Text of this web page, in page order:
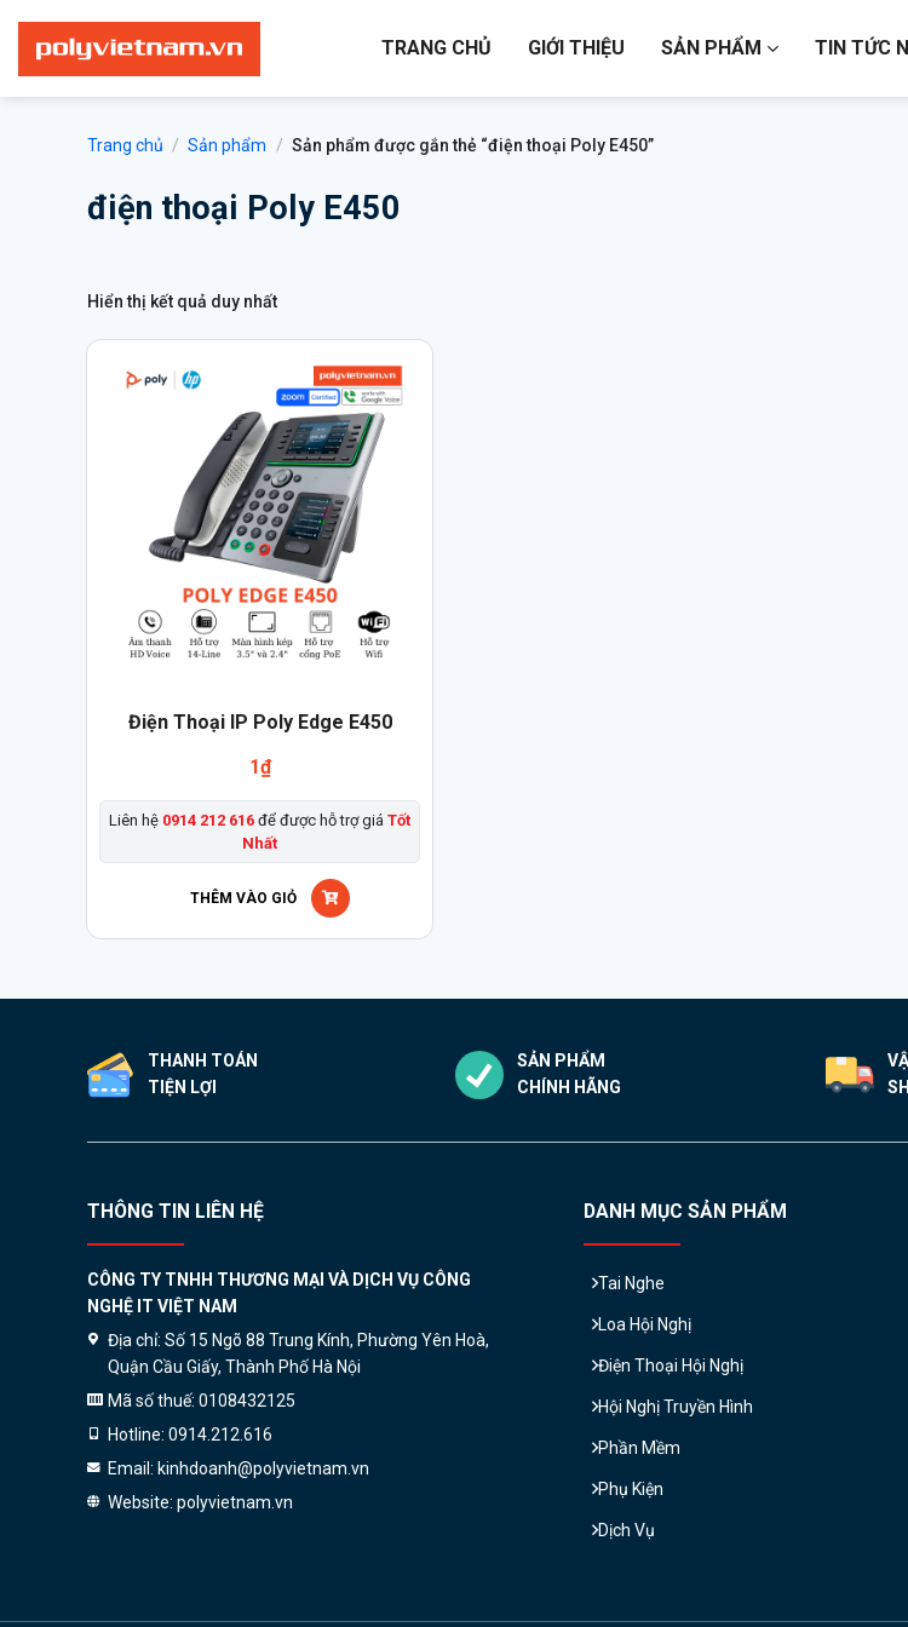
nội
dung
TRANG CHỦ GIỚI THIỆU SẢN PHẨM TIN TỨC
Trang chủ / Sản phẩm / Sản phẩm được gắn thẻ “điện thoại Poly E450”
điện thoại Poly E450
Hiển thị kết quả duy nhất
Điện Thoại IP Poly Edge E450
1₫
Liên hệ 0914 212 616 để được hỗ trợ giá Tốt
Nhất
THÊM VÀO GIỎ
THANH TOÁN
TIỆN LỢI
SẢN PHẨM
CHÍNH HÃNG
THÔNG TIN LIÊN HỆ
CÔNG TY TNHH THƯƠNG MẠI VÀ DỊCH VỤ CÔNG
NGHỆ IT VIỆT NAM
Địa chỉ: Số 15 Ngõ 88 Trung Kính, Phường Yên Hoà,
Quận Cầu Giấy, Thành Phố Hà Nội
Mã số thuế: 0108432125
Hotline: 0914.212.616
Email: kinhdoanh@polyvietnam.vn
Website: polyvietnam.vn
DANH MỤC SẢN PHẨM
Tai Nghe
Loa Hội Nghị
Điện Thoại Hội Nghị
Hội Nghị Truyền Hình
Phần Mềm
Phụ Kiện
Dịch Vụ